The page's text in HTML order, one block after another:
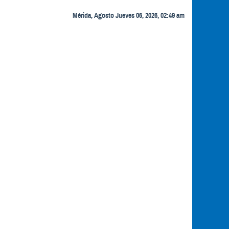
Mérida, Agosto Jueves 06, 2026, 02:49 am